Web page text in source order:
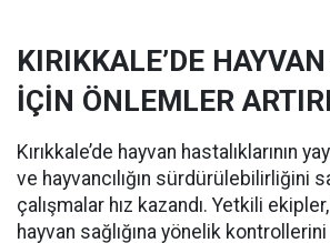
KIRIKKALE’DE
İÇİN ÖNLEMLER
Kırıkkale’de hayvan hastalıklarının
ve hayvancılığın sürdürülebilirliğini
çalışmalar hız kazandı. Yetkili
hayvan sağlığına yönelik